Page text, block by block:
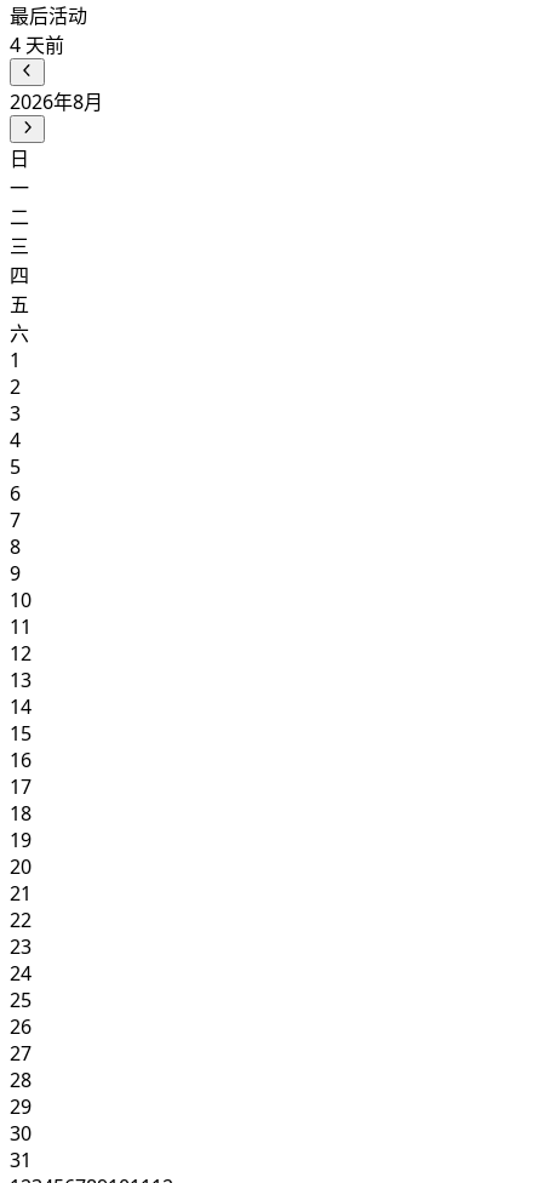
最后活动
4 天前
2026年8月
日
一
二
三
四
五
六
1
2
3
4
5
6
7
8
9
10
11
12
13
14
15
16
17
18
19
20
21
22
23
24
25
26
27
28
29
30
31